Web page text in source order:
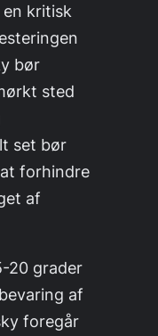
kritisk
bør
sted
set bør
forhindre
af
20 grader
af
foregår